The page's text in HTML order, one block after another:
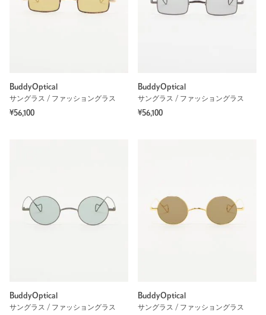
BuddyOptical
サングラス / ファッショングラス
¥56,100
BuddyOptical
サングラス / ファッショングラス
¥56,100
BuddyOptical
サングラス / ファッショングラス
BuddyOptical
サングラス / ファッショングラス